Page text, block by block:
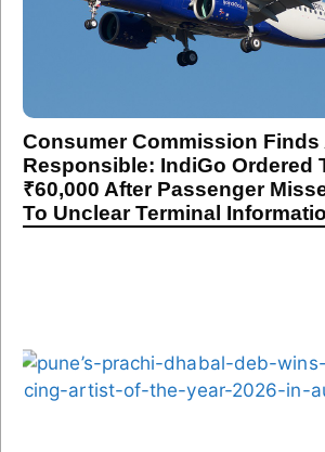
Consumer Commission Finds
Responsible: IndiGo Ordered
₹60,000 After Passenger
To Unclear Terminal